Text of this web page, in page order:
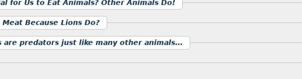
for Us to Eat Animals? Other Animals Do!
Because Lions Do?
are predators just like many other animals...